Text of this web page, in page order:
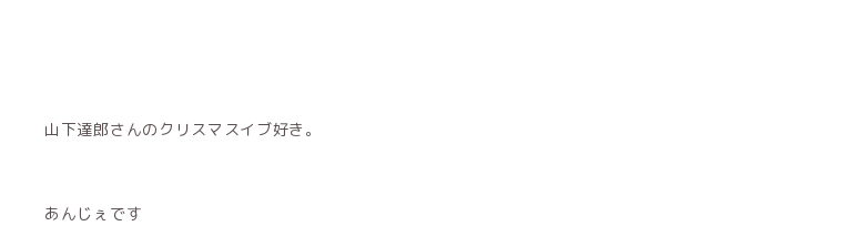
山下達郎さんのクリスマスイブ好き。
あんじぇです